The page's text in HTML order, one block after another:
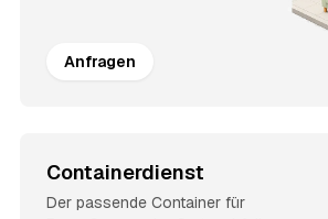
Anfragen
Containerdienst
Der passende Container für